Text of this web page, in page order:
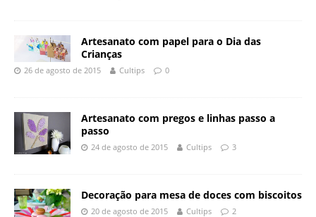
Artesanato com papel para o Dia das
Crianças
26 de agosto de 2015 Cultips 0
Artesanato com pregos e linhas passo a
passo
24 de agosto de 2015 Cultips 3
Decoração para mesa de doces com biscoitos
20 de agosto de 2015 Cultips 2